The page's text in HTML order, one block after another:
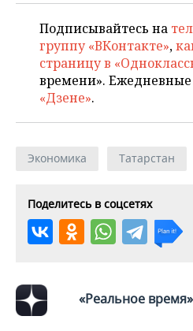
Подписывайтесь на
группу «ВКонтакте»,
страницу в
времени».
«Дзене».
Экономика Татарстан
Поделитесь в соцсетях
«Реальное